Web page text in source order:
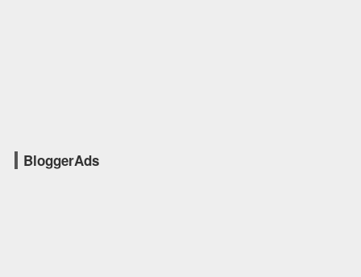
BloggerAds